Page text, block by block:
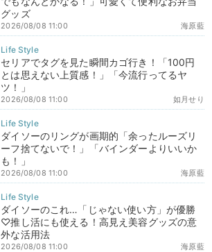
グッズ
海原藍
2026/08/08 11:00
セリアでタグを見た瞬間カゴ行き！「100円
とは思えない上質感！」「今流行ってるヤ
ツ！」
如月せり
2026/08/08 11:00
ダイソーのリングが画期的「余ったルーズリ
ーフ捨てないで！」「バインダーよりいいか
も！」
海原藍
2026/08/08 11:00
ダイソーのこれ…「じゃない使い方」が優勝
♡推し活にも使える！高見え美容グッズの意
外な活用法
海原藍
2026/08/08 11:00